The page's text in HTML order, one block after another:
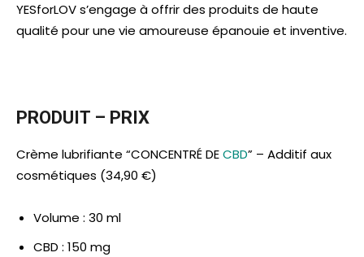
YESforLOV s’engage à offrir des produits de haute
qualité pour une vie amoureuse épanouie et inventive.
PRODUIT – PRIX
Crème lubrifiante “CONCENTRÉ DECBD” – Additif aux
cosmétiques (34,90 €)
Volume : 30 ml
CBD : 150 mg